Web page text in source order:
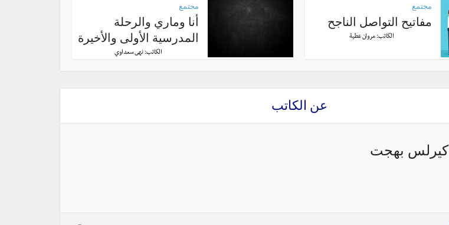
مجتمع
مفاتيح التواصل الناجح
الكاتب:مروان عطية
مجتمع
أنا وماري والرحلة
المدرسية الأولى والأخيرة
الكاتب: نهى سعداوي
عن الكاتب
كيرلس بهجت